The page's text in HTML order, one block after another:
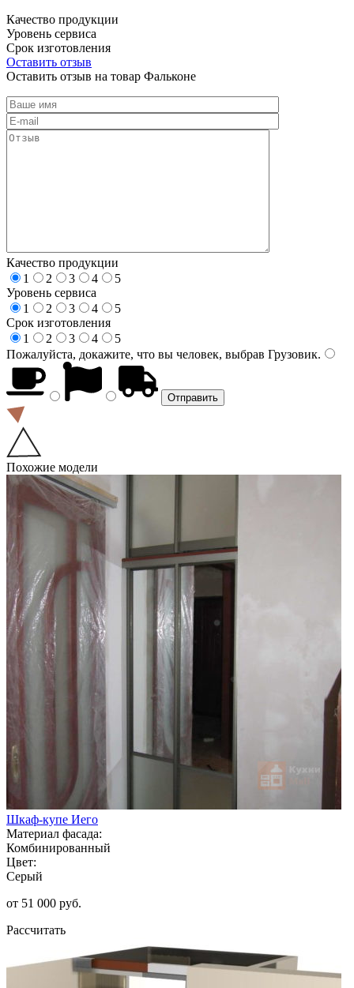
Качество продукции
Уровень сервиса
Срок изготовления
Оставить отзыв
Оставить отзыв на товар Фальконе
Качество продукции
1
2 3 4
5
Уровень сервиса
1
2 3 4
5
Срок изготовления
1
2 3 4
5
Пожалуйста, докажите, что вы человек, выбрав Грузовик.
Похожие модели
Шкаф-купе Иего
Материал фасада:
Комбинированный
Цвет:
Серый
от 51 000 руб.
Рассчитать